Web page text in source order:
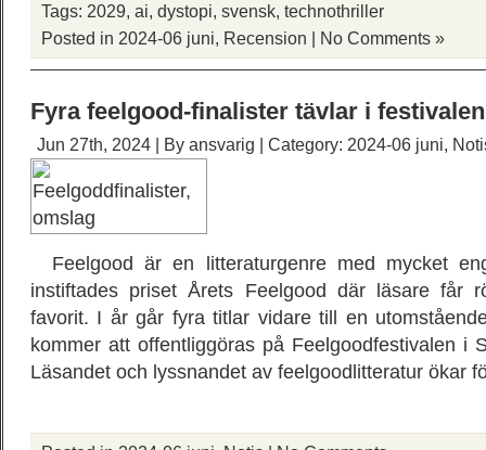
Tags: 2029, ai, dystopi, svensk, technothriller
Posted in 2024-06 juni, Recension | No Comments »
Fyra feelgood-finalister tävlar i
Jun 27th, 2024 | By ansvarig | Category: 2024-06 juni,
Feelgood är en litteraturgenre med mycket
instiftades priset Årets Feelgood där läsare får
favorit. I år går fyra titlar vidare till en
kommer att offentliggöras på Feelgoodfestivalen i
Läsandet och lyssnandet av feelgoodlitteratur ökar